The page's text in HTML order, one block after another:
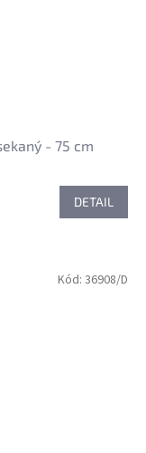
- 75 cm
DETAIL
Kód: 36908/D